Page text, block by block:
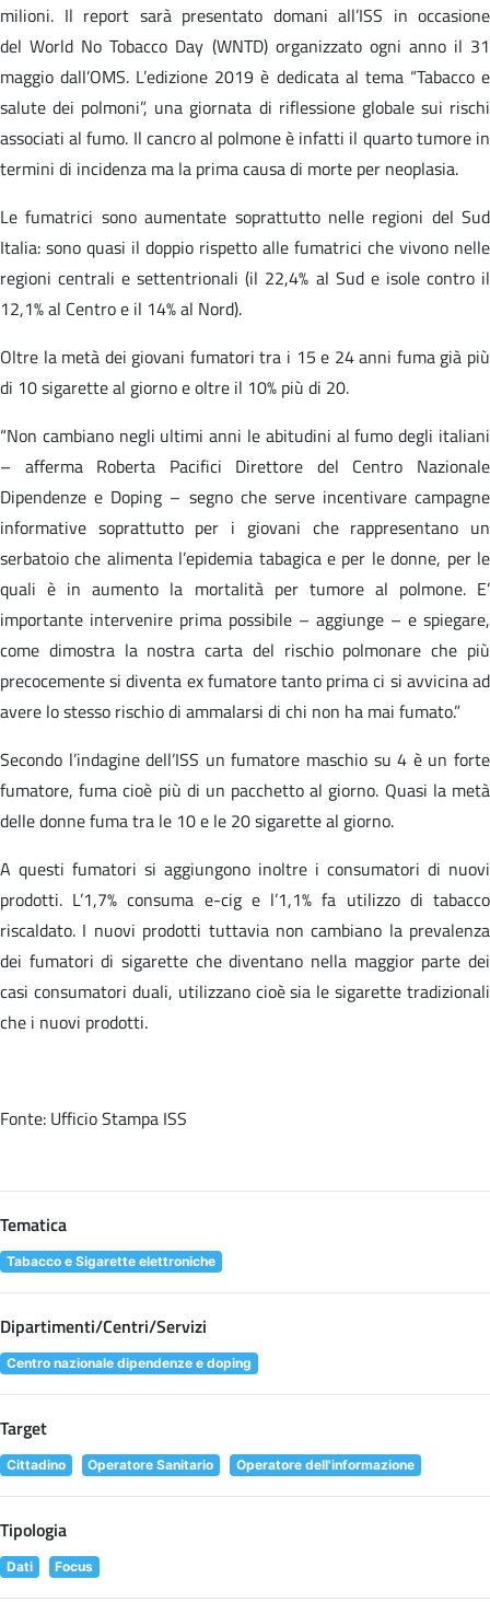
milioni. Il report sarà presentato domani all’ISS in occasione
del World No Tobacco Day (WNTD) organizzato ogni anno il 31
maggio dall’OMS. L’edizione 2019 è dedicata al tema “Tabacco e
salute dei polmoni”, una giornata di riflessione globale sui rischi
associati al fumo. Il cancro al polmone è infatti il quarto tumore in
termini di incidenza ma la prima causa di morte per neoplasia.
Le fumatrici sono aumentate soprattutto nelle regioni del Sud
Italia: sono quasi il doppio rispetto alle fumatrici che vivono nelle
regioni centrali e settentrionali (il 22,4% al Sud e isole contro il
12,1% al Centro e il 14% al Nord).
Oltre la metà dei giovani fumatori tra i 15 e 24 anni fuma già più
di 10 sigarette al giorno e oltre il 10% più di 20.
“Non cambiano negli ultimi anni le abitudini al fumo degli italiani
– afferma Roberta Pacifici Direttore del Centro Nazionale
Dipendenze e Doping – segno che serve incentivare campagne
informative soprattutto per i giovani che rappresentano un
serbatoio che alimenta l’epidemia tabagica e per le donne, per le
quali è in aumento la mortalità per tumore al polmone. E’
importante intervenire prima possibile – aggiunge – e spiegare,
come dimostra la nostra carta del rischio polmonare che più
precocemente si diventa ex fumatore tanto prima ci si avvicina ad
avere lo stesso rischio di ammalarsi di chi non ha mai fumato.”
Secondo l’indagine dell’ISS un fumatore maschio su 4 è un forte
fumatore, fuma cioè più di un pacchetto al giorno. Quasi la metà
delle donne fuma tra le 10 e le 20 sigarette al giorno.
A questi fumatori si aggiungono inoltre i consumatori di nuovi
prodotti. L’1,7% consuma e-cig e l’1,1% fa utilizzo di tabacco
riscaldato. I nuovi prodotti tuttavia non cambiano la prevalenza
dei fumatori di sigarette che diventano nella maggior parte dei
casi consumatori duali, utilizzano cioè sia le sigarette tradizionali
che i nuovi prodotti.
Fonte: Ufficio Stampa ISS
Tematica
Tabacco e Sigarette elettroniche
Dipartimenti/Centri/Servizi
Centro nazionale dipendenze e doping
Target
Cittadino Operatore Sanitario Operatore dell'informazione
Tipologia
Dati Focus